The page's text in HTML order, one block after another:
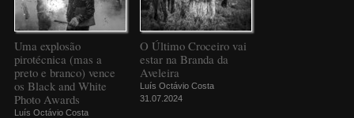
Uma explosão
pirotécnica (mas a
preto e branco) vence
os Black and White
Photo Awards
Luís Octávio Costa
O Último Croceiro vai
estar na Branda da
Aveleira
Luís Octávio Costa
31.07.2024